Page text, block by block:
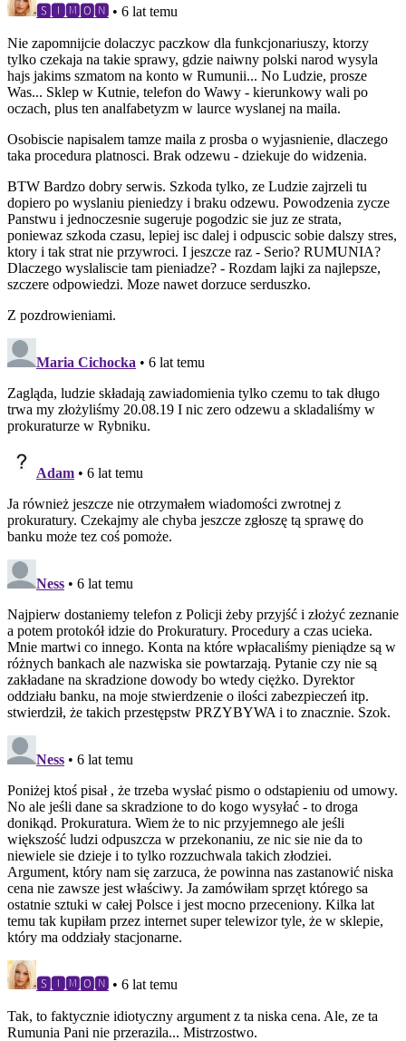
🆂🅸🅼🅾🅽 • 6 lat temu
Nie zapomnijcie dolaczyc paczkow dla funkcjonariuszy, ktorzy
tylko czekaja na takie sprawy, gdzie naiwny polski narod wysyla
hajs jakims szmatom na konto w Rumunii... No Ludzie, prosze
Was... Sklep w Kutnie, telefon do Wawy - kierunkowy wali po
oczach, plus ten analfabetyzm w laurce wyslanej na maila.
Osobiscie napisalem tamze maila z prosba o wyjasnienie, dlaczego
taka procedura platnosci. Brak odzewu - dziekuje do widzenia.
BTW Bardzo dobry serwis. Szkoda tylko, ze Ludzie zajrzeli tu
dopiero po wyslaniu pieniedzy i braku odzewu. Powodzenia zycze
Panstwu i jednoczesnie sugeruje pogodzic sie juz ze strata,
poniewaz szkoda czasu, lepiej isc dalej i odpuscic sobie dalszy stres,
ktory i tak strat nie przywroci. I jeszcze raz - Serio? RUMUNIA?
Dlaczego wyslaliscie tam pieniadze? - Rozdam lajki za najlepsze,
szczere odpowiedzi. Moze nawet dorzuce serduszko.
Z pozdrowieniami.
Maria Cichocka • 6 lat temu
Zagląda, ludzie składają zawiadomienia tylko czemu to tak długo
trwa my złożyliśmy 20.08.19 I nic zero odzewu a skladaliśmy w
prokuraturze w Rybniku.
Adam • 6 lat temu
Ja również jeszcze nie otrzymałem wiadomości zwrotnej z
prokuratury. Czekajmy ale chyba jeszcze zgłoszę tą sprawę do
banku może tez coś pomoże.
Ness • 6 lat temu
Najpierw dostaniemy telefon z Policji żeby przyjść i złożyć zeznanie
a potem protokół idzie do Prokuratury. Procedury a czas ucieka.
Mnie martwi co innego. Konta na które wpłacaliśmy pieniądze są w
różnych bankach ale nazwiska sie powtarzają. Pytanie czy nie są
zakładane na skradzione dowody bo wtedy ciężko. Dyrektor
oddziału banku, na moje stwierdzenie o ilości zabezpieczeń itp.
stwierdził, że takich przestępstw PRZYBYWA i to znacznie. Szok.
Ness • 6 lat temu
Poniżej ktoś pisał , że trzeba wysłać pismo o odstapieniu od umowy.
No ale jeśli dane sa skradzione to do kogo wysyłać - to droga
donikąd. Prokuratura. Wiem że to nic przyjemnego ale jeśli
większość ludzi odpuszcza w przekonaniu, ze nic sie nie da to
niewiele sie dzieje i to tylko rozzuchwala takich złodziei.
Argument, który nam się zarzuca, że powinna nas zastanowić niska
cena nie zawsze jest właściwy. Ja zamówiłam sprzęt którego sa
ostatnie sztuki w całej Polsce i jest mocno przeceniony. Kilka lat
temu tak kupiłam przez internet super telewizor tyle, że w sklepie,
który ma oddziały stacjonarne.
🆂🅸🅼🅾🅽 • 6 lat temu
Tak, to faktycznie idiotyczny argument z ta niska cena. Ale, ze ta
Rumunia Pani nie przerazila... Mistrzostwo.